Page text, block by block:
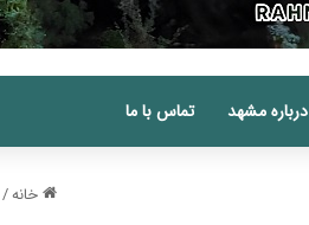
درباره مشهد تماس با ما
خانه/